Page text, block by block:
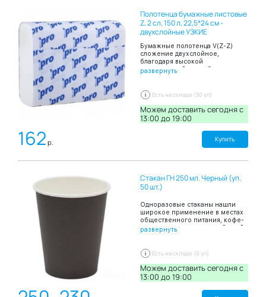
Полотенца бумажные листовые
Z, 2 сл, 150 л, 22,5*24 см -
двухслойные УЗКИЕ
Бумажные полотенца V(Z-Z)
сложение двухслойное,
благодаря высокой
впитывающей способности
листов.
развернуть
Есть на складе (30 уп)
Можем доставить сегодня c
13:00 до 19:00
162 р. Купить
Стакан ГН 250 мл. Черный (уп.
50 шт.)
Одноразовые стаканы нашли
широкое применение в местах
общественного питания, кофе-
шопов, киосков с уличной едой,
домашних условиях, выездов на
пикники. Стакан бумажный
емкостью в 300 мл
предназначен для подачи
горячего чая, кофе, горячего
шоколада, газированных
развернуть
Есть на складе (6 уп)
Можем доставить сегодня c
13:00 до 19:00